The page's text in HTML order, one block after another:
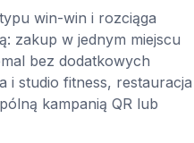
win-win i rozciąga
zakup w jednym miejscu
bez dodatkowych
i studio fitness, restauracja
kampanią QR lub